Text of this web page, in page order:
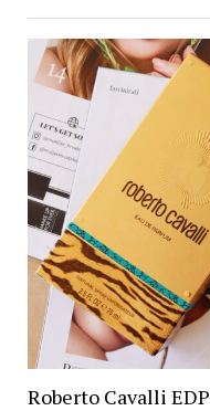
Roberto Cavalli